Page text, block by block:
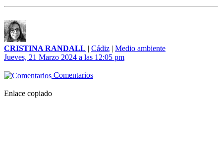
CRISTINA RANDALL | Cádiz | Medio ambiente
Jueves, 21 Marzo 2024 a las 12:05 pm
Comentarios
Enlace copiado